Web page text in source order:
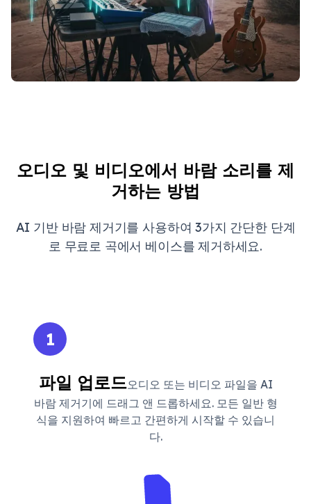
오디오 및 비디오에서 바람 소리를 제
거하는 방법
AI 기반 바람 제거기를 사용하여 3가지 간단한 단계
로 무료로 곡에서 베이스를 제거하세요.
1
파일 업로드오디오 또는 비디오 파일을 AI
바람 제거기에 드래그 앤 드롭하세요. 모든 일반 형
식을 지원하여 빠르고 간편하게 시작할 수 있습니
다.